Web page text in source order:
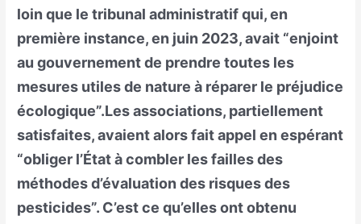
loin que le tribunal administratif qui, en
première instance, en juin 2023, avait “enjoint
au gouvernement de prendre toutes les
mesures utiles de nature à réparer le préjudice
écologique”.Les associations, partiellement
satisfaites, avaient alors fait appel en espérant
“obliger l’État à combler les failles des
méthodes d’évaluation des risques des
pesticides”. C’est ce qu’elles ont obtenu